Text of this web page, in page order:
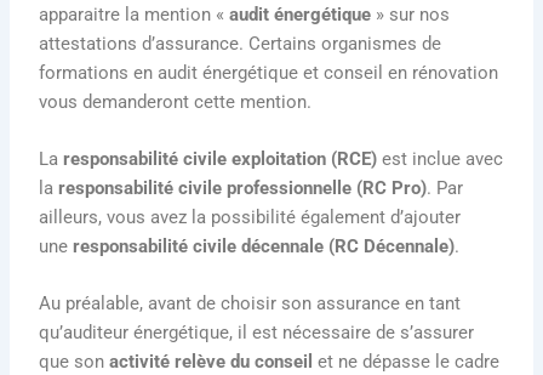
apparaitre la mention «audit énergétique » sur nos
attestations d’assurance. Certains organismes de
formations en audit énergétique et conseil en rénovation
vous demanderont cette mention.
Laresponsabilité civile exploitation (RCE) est inclue avec
laresponsabilité civile professionnelle (RC Pro). Par
ailleurs, vous avez la possibilité également d’ajouter
uneresponsabilité civile décennale (RC Décennale).
Au préalable, avant de choisir son assurance en tant
qu’auditeur énergétique, il est nécessaire de s’assurer
que sonactivité relève du conseil et ne dépasse le cadre